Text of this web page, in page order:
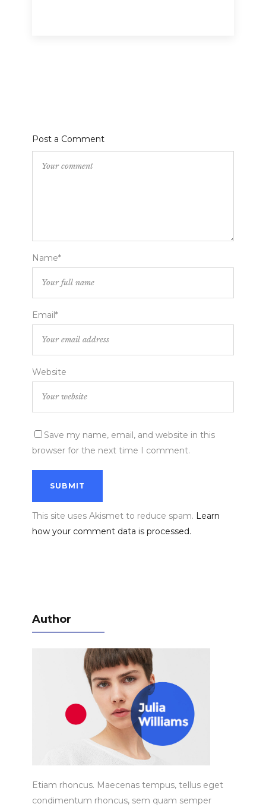
Post a Comment
Name*
Email*
Website
Save my name, email, and website in this
browser for the next time I comment.
This site uses Akismet to reduce spam. Learn
how your comment data is processed.
Author
Etiam rhoncus. Maecenas tempus, tellus eget
condimentum rhoncus, sem quam semper